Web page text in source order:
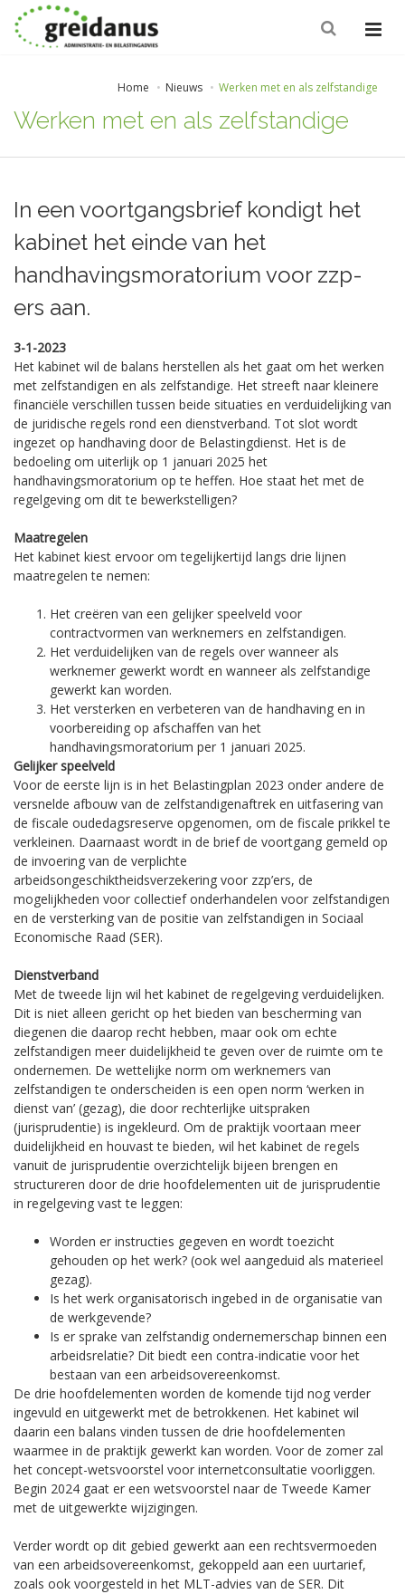
Home Nieuws Werken met en als zelfstandige
Werken met en als zelfstandige
In een voortgangsbrief kondigt het
kabinet het einde van het
handhavingsmoratorium voor zzp-
ers aan.
3-1-2023
Het kabinet wil de balans herstellen als het gaat om het werken
met zelfstandigen en als zelfstandige. Het streeft naar kleinere
financiële verschillen tussen beide situaties en verduidelijking van
de juridische regels rond een dienstverband. Tot slot wordt
ingezet op handhaving door de Belastingdienst. Het is de
bedoeling om uiterlijk op 1 januari 2025 het
handhavingsmoratorium op te heffen. Hoe staat het met de
regelgeving om dit te bewerkstelligen?
Maatregelen
Het kabinet kiest ervoor om tegelijkertijd langs drie lijnen
maatregelen te nemen:
Het creëren van een gelijker speelveld voor
contractvormen van werknemers en zelfstandigen.
Het verduidelijken van de regels over wanneer als
werknemer gewerkt wordt en wanneer als zelfstandige
gewerkt kan worden.
Het versterken en verbeteren van de handhaving en in
voorbereiding op afschaffen van het
handhavingsmoratorium per 1 januari 2025.
Gelijker speelveld
Voor de eerste lijn is in het Belastingplan 2023 onder andere de
versnelde afbouw van de zelfstandigenaftrek en uitfasering van
de fiscale oudedagsreserve opgenomen, om de fiscale prikkel te
verkleinen. Daarnaast wordt in de brief de voortgang gemeld op
de invoering van de verplichte
arbeidsongeschiktheidsverzekering voor zzp’ers, de
mogelijkheden voor collectief onderhandelen voor zelfstandigen
en de versterking van de positie van zelfstandigen in Sociaal
Economische Raad (SER).
Dienstverband
Met de tweede lijn wil het kabinet de regelgeving verduidelijken.
Dit is niet alleen gericht op het bieden van bescherming van
diegenen die daarop recht hebben, maar ook om echte
zelfstandigen meer duidelijkheid te geven over de ruimte om te
ondernemen. De wettelijke norm om werknemers van
zelfstandigen te onderscheiden is een open norm ‘werken in
dienst van’ (gezag), die door rechterlijke uitspraken
(jurisprudentie) is ingekleurd. Om de praktijk voortaan meer
duidelijkheid en houvast te bieden, wil het kabinet de regels
vanuit de jurisprudentie overzichtelijk bijeen brengen en
structureren door de drie hoofdelementen uit de jurisprudentie
in regelgeving vast te leggen:
Worden er instructies gegeven en wordt toezicht
gehouden op het werk? (ook wel aangeduid als materieel
gezag).
Is het werk organisatorisch ingebed in de organisatie van
de werkgevende?
Is er sprake van zelfstandig ondernemerschap binnen een
arbeidsrelatie? Dit biedt een contra-indicatie voor het
bestaan van een arbeidsovereenkomst.
De drie hoofdelementen worden de komende tijd nog verder
ingevuld en uitgewerkt met de betrokkenen. Het kabinet wil
daarin een balans vinden tussen de drie hoofdelementen
waarmee in de praktijk gewerkt kan worden. Voor de zomer zal
het concept-wetsvoorstel voor internetconsultatie voorliggen.
Begin 2024 gaat er een wetsvoorstel naar de Tweede Kamer
met de uitgewerkte wijzigingen.
Verder wordt op dit gebied gewerkt aan een rechtsvermoeden
van een arbeidsovereenkomst, gekoppeld aan een uurtarief,
zoals ook voorgesteld in het MLT-advies van de SER. Dit